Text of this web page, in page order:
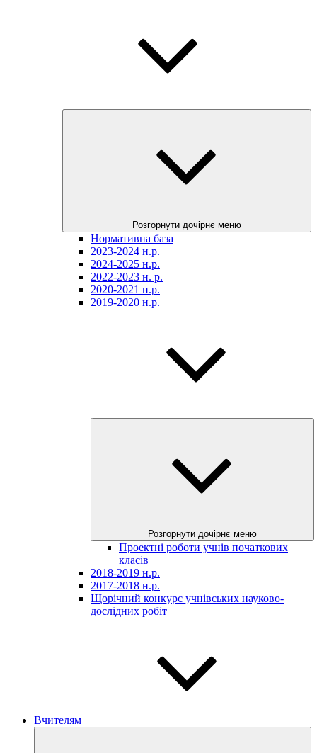
Розгорнути дочірнє меню
Нормативна база
2023-2024 н.р.
2024-2025 н.р.
2022-2023 н. р.
2020-2021 н.р.
2019-2020 н.р.
Розгорнути дочірнє меню
Проектні роботи учнів початкових
класів
2018-2019 н.р.
2017-2018 н.р.
Щорічний конкурс учнівських науково-
дослідних робіт
Вчителям